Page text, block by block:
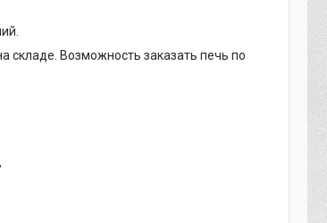
складе. Возможность заказать печь по